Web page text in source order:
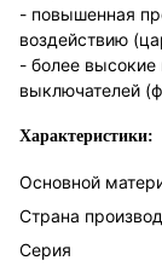
- повышенная
воздействию
- более высокие
выключателей
Характеристики:
Основной
Страна
Серия